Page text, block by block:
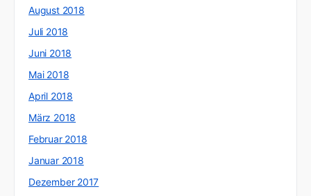
August 2018
Juli 2018
Juni 2018
Mai 2018
April 2018
März 2018
Februar 2018
Januar 2018
Dezember 2017